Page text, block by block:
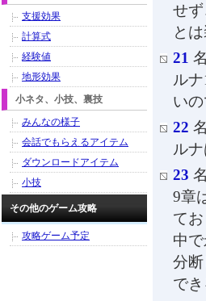
せ
と
21
ル
いの
22
ル
23
9章
て
中
分
で
支援効果
計算式
経験値
地形効果
小ネタ、小技、裏技
みんなの様子
会話でもらえるアイテム
ダウンロードアイテム
小技
その他のゲーム攻略
攻略ゲーム予定